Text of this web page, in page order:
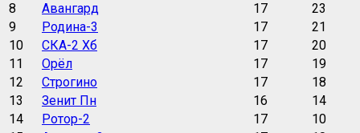
8
Авангард 17
23
9
Родина-3 17
21
10
СКА-2 Хб 17
20
11
Орёл 17
19
12
Строгино 17
18
13
Зенит Пн 16
14
14
Ротор-2 17
10